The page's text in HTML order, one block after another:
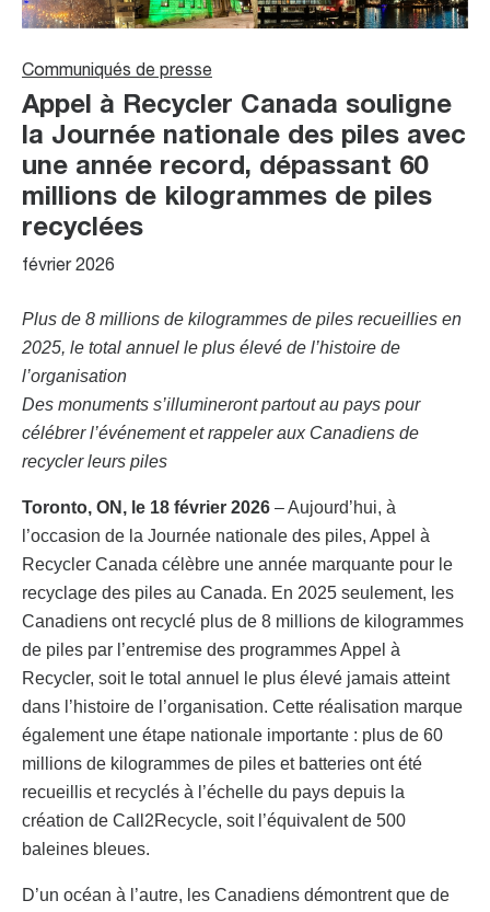
Communiqués de presse
Appel à Recycler Canada souligne
la Journée nationale des piles avec
une année record, dépassant 60
millions de kilogrammes de piles
recyclées
février 2026
Plus de 8 millions de kilogrammes de piles recueillies en
2025, le total annuel le plus élevé de l’histoire de
l’organisation
Des monuments s’illumineront partout au pays pour
célébrer l’événement et rappeler aux Canadiens de
recycler leurs piles
Toronto, ON, le 18 février 2026 – Aujourd’hui, à
l’occasion de la Journée nationale des piles, Appel à
Recycler Canada célèbre une année marquante pour le
recyclage des piles au Canada. En 2025 seulement, les
Canadiens ont recyclé plus de 8 millions de kilogrammes
de piles par l’entremise des programmes Appel à
Recycler, soit le total annuel le plus élevé jamais atteint
dans l’histoire de l’organisation. Cette réalisation marque
également une étape nationale importante : plus de 60
millions de kilogrammes de piles et batteries ont été
recueillis et recyclés à l’échelle du pays depuis la
création de Call2Recycle, soit l’équivalent de 500
baleines bleues.
D’un océan à l’autre, les Canadiens démontrent que de